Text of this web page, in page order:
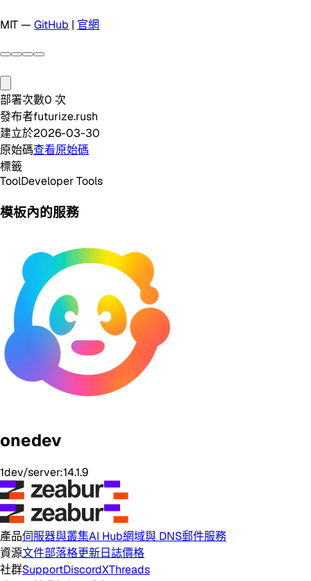
MIT — GitHub | 官網
部署次數0 次
發布者futurize.rush
建立於2026-03-30
原始碼查看原始碼
標籤
ToolDeveloper Tools
模板內的服務
onedev
1dev/server:14.1.9
產品伺服器與叢集AI Hub網域與 DNS郵件服務
資源文件部落格更新日誌價格
社群SupportDiscordXThreads